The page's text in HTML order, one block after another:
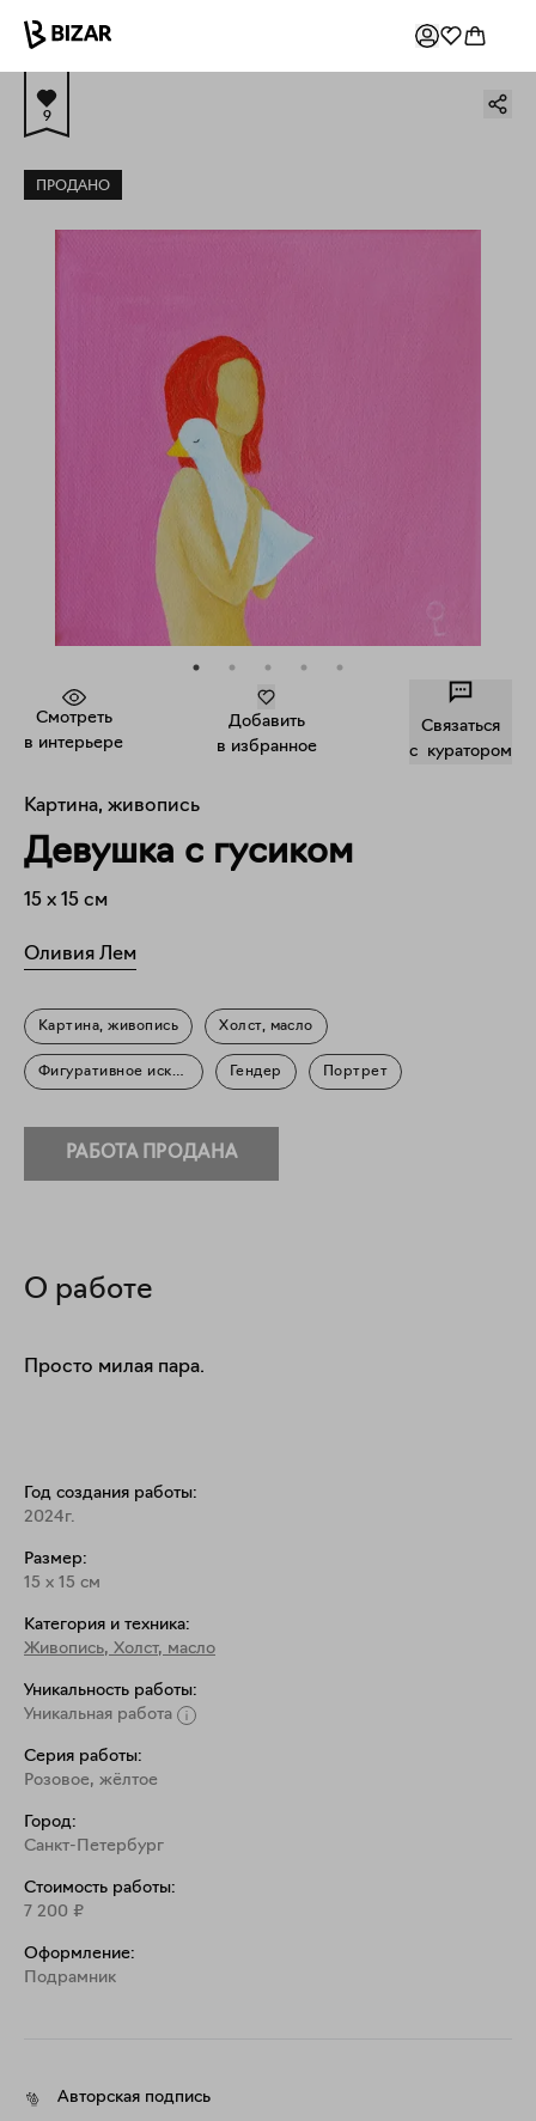
9
ПРОДАНО
Смотреть
в интерьере
Добавить
в избранное
Связаться
c куратором
Картина, живопись
Девушка с гусиком
15 x 15 см
Оливия Лем
Картина, живопись Холст, масло
Фигуративное искусство Гендер Портрет
РАБОТА ПРОДАНА
О работе
Просто милая пара.
Год создания работы:
2024г.
Размер:
15 x 15 см
Категория и техника:
Живопись, Холст, масло
Уникальность работы:
Уникальная работа
Серия работы:
Розовое, жёлтое
Город:
Санкт-Петербург
Стоимость работы:
7 200 ₽
Оформление:
Подрамник
Авторская подпись